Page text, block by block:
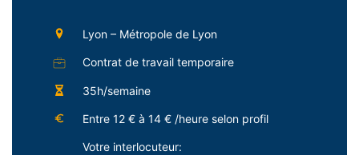
Lyon – Métropole de Lyon
Contrat de travail temporaire
35h/semaine
Entre 12 € à 14 € /heure selon profil
Votre interlocuteur: